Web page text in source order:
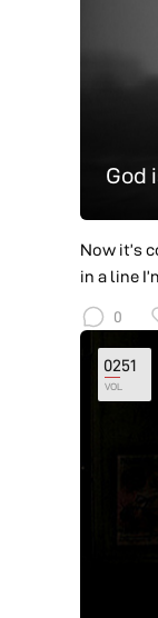
God
Now it’s
in a line
your
0
0251
VOL